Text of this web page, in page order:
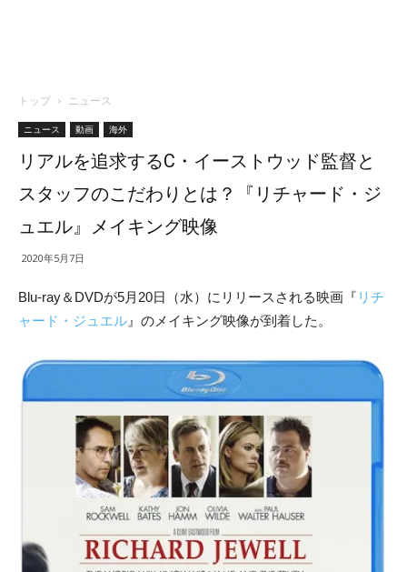
トップ ニュース
ニュース 動画 海外
リアルを追求するC・イーストウッド監督と
スタッフのこだわりとは？『リチャード・ジ
ュエル』メイキング映像
2020年5月7日
Blu-ray＆DVDが5月20日（水）にリリースされる映画『 リチ
ャード・ジュエル 』のメイキング映像が到着した。